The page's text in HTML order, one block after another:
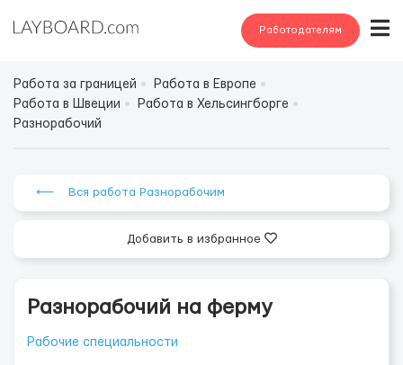
Работодателям
Работа за границей
Работа в Европе
Работа в Швеции
Работа в Хельсингборге
Разнорабочий
⟵ Вся работа Разнорабочим
Добавить в избранное
Разнорабочий на ферму
Рабочие специальности